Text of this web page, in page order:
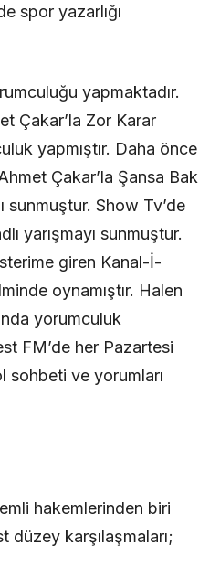
spor yazarlığı
yapmaktadır.
Çakar’la Zor Karar
yapmıştır. Daha önce
Çakar’la Şansa Bak
sunmuştur. Show Tv’de
yarışmayı sunmuştur.
giren Kanal-İ-
oynamıştır. Halen
yorumculuk
FM’de her Pazartesi
sohbeti ve yorumları
hakemlerinden biri
düzey karşılaşmaları;